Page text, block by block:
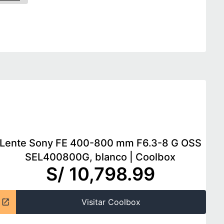
Lente Sony FE 400-800 mm F6.3-8 G OSS
SEL400800G, blanco
Coolbox
S/ 10,798.99
Visitar Coolbox